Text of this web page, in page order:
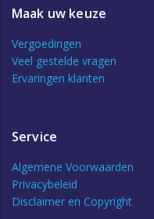
Maak uw keuze
Vergoedingen
Veel gestelde vragen
Ervaringen klanten
Service
Algemene Voorwaarden
Privacybeleid
Disclaimer en Copyright